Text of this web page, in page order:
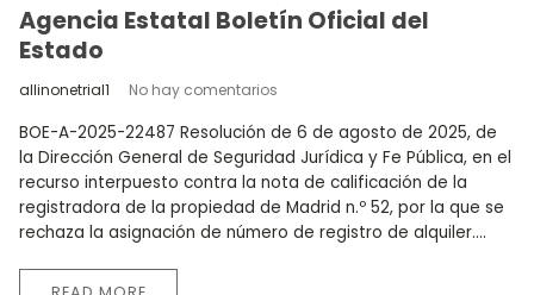
Agencia Estatal Boletín Oficial del
Estado
allinonetrial1 No hay comentarios
BOE-A-2025-22487 Resolución de 6 de agosto de 2025, de
la Dirección General de Seguridad Jurídica y Fe Pública, en el
recurso interpuesto contra la nota de calificación de la
registradora de la propiedad de Madrid n.º 52, por la que se
rechaza la asignación de número de registro de alquiler....